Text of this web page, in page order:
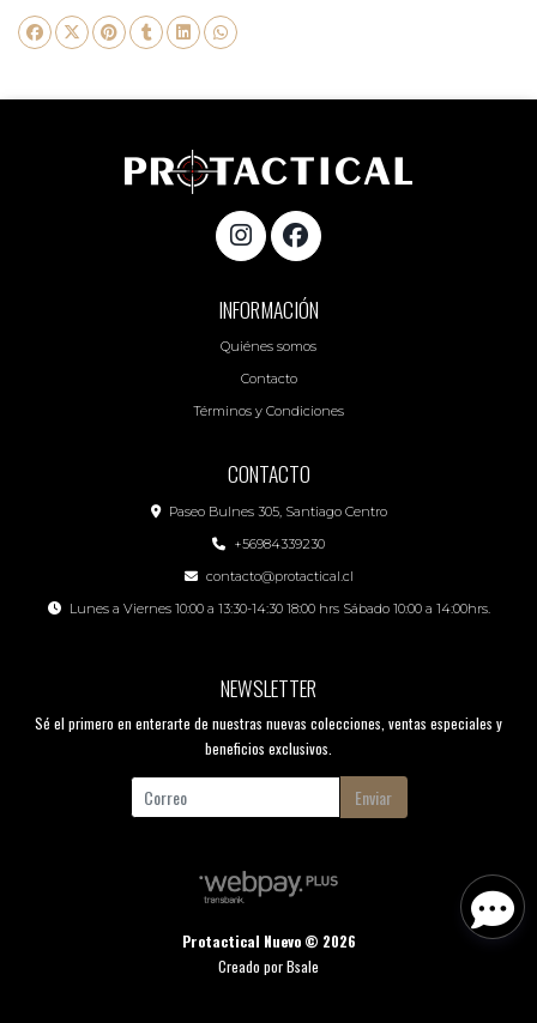
INFORMACIÓN
Quiénes somos
Contacto
Términos y Condiciones
CONTACTO
Paseo Bulnes 305, Santiago Centro
+56984339230
contacto@protactical.cl
Lunes a Viernes 10:00 a 13:30-14:30 18:00 hrs Sábado 10:00 a 14:00hrs.
NEWSLETTER
Sé el primero en enterarte de nuestras nuevas colecciones, ventas especiales y
beneficios exclusivos.
Enviar
Protactical Nuevo © 2026
Creado porBsale